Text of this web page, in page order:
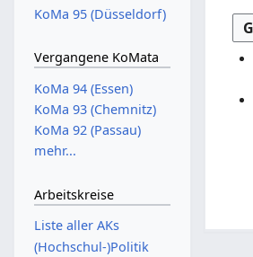
2
KoMa 95 (Düsseldorf)
Vergangene KoMata
KoMa 94 (Essen)
KoMa 93 (Chemnitz)
KoMa 92 (Passau)
mehr...
Arbeitskreise
Liste aller AKs
(Hochschul-)Politik